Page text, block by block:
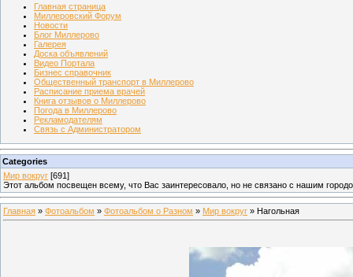
Главная страница
Миллеровский Форум
Новости
Блог Миллерово
Галерея
Доска объявлений
Видео Портала
Бизнес справочник
Общественный транспорт в Миллерово
Расписание приема врачей
Книга отзывов о Миллерово
Погода в Миллерово
Рекламодателям
Связь с Администратором
Categories
Мир вокруг [691]
Этот альбом посвещен всему, что Вас заинтересовало, но не связано с нашим
Главная » Фотоальбом » Фотоальбом о Разном » Мир вокруг » Нагольная